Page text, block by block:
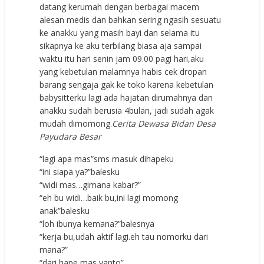
datang kerumah dengan berbagai macem
alesan medis dan bahkan sering ngasih sesuatu
ke anakku yang masih bayi dan selama itu
sikapnya ke aku terbilang biasa aja sampai
waktu itu hari senin jam 09.00 pagi hari,aku
yang kebetulan malamnya habis cek dropan
barang sengaja gak ke toko karena kebetulan
babysitterku lagi ada hajatan dirumahnya dan
anakku sudah berusia 4bulan, jadi sudah agak
mudah dimomong.Cerita Dewasa Bidan Desa
Payudara Besar
“lagi apa mas”sms masuk dihapeku
“ini siapa ya?”balesku
“widi mas…gimana kabar?”
“eh bu widi…baik bu,ini lagi momong
anak”balesku
“loh ibunya kemana?”balesnya
“kerja bu,udah aktif lagi.eh tau nomorku dari
mana?”